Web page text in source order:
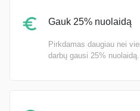
Gauk 25% nuolaidą
Pirkdamas daugiau nei
darbų gausi 25% nuolaidą.